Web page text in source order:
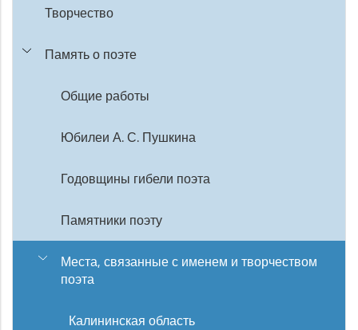
Творчество
Память о поэте
Общие работы
Юбилеи А. С. Пушкина
Годовщины гибели поэта
Памятники поэту
Места, связанные с именем и творчеством
поэта
Калининская область